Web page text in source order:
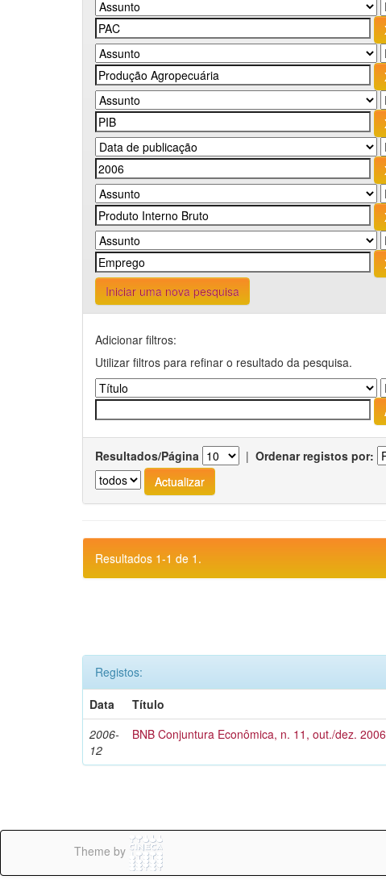
Iniciar uma nova pesquisa
Adicionar filtros:
Utilizar filtros para refinar o resultado da pesquisa.
Resultados/Página | Ordenar registos por:
Resultados 1-1 de 1.
Registos:
Data
Título
2006-
12
BNB Conjuntura Econômica, n. 11, out./dez. 2006
Theme by